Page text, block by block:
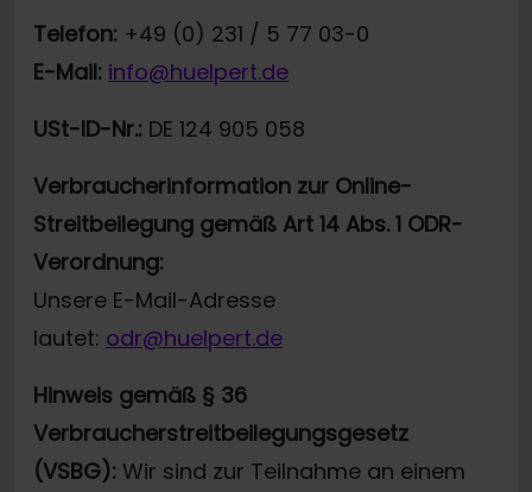
Telefon: +49 (0) 231 / 5 77 03-0
E-Mail: info@huelpert.de
USt-ID-Nr.: DE 124 905 058
Verbraucherinformation zur Online-
Streitbeilegung gemäß Art 14 Abs. 1 ODR-
Verordnung:
Unsere E-Mail-Adresse
lautet: odr@huelpert.de
Hinweis gemäß § 36
Verbraucherstreitbeilegungsgesetz
(VSBG): Wir sind zur Teilnahme an einem